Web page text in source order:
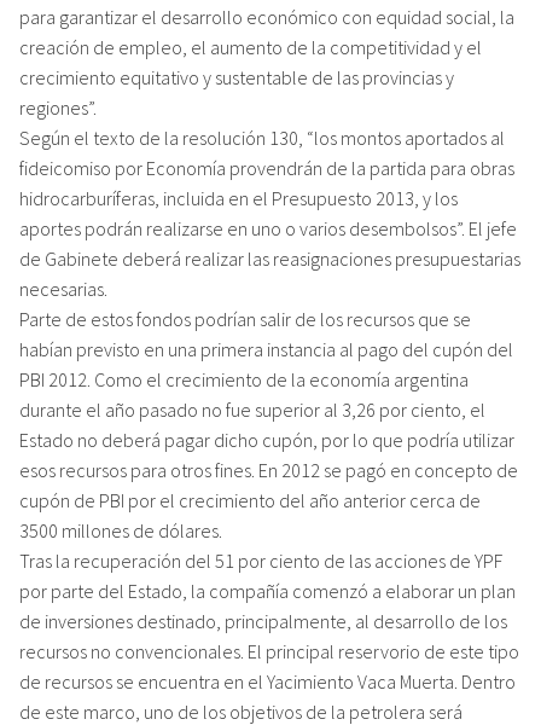
para garantizar el desarrollo económico con equidad social, la
creación de empleo, el aumento de la competitividad y el
crecimiento equitativo y sustentable de las provincias y
regiones”.
Según el texto de la resolución 130, “los montos aportados al
fideicomiso por Economía provendrán de la partida para obras
hidrocarburíferas, incluida en el Presupuesto 2013, y los
aportes podrán realizarse en uno o varios desembolsos”. El jefe
de Gabinete deberá realizar las reasignaciones presupuestarias
necesarias.
Parte de estos fondos podrían salir de los recursos que se
habían previsto en una primera instancia al pago del cupón del
PBI 2012. Como el crecimiento de la economía argentina
durante el año pasado no fue superior al 3,26 por ciento, el
Estado no deberá pagar dicho cupón, por lo que podría utilizar
esos recursos para otros fines. En 2012 se pagó en concepto de
cupón de PBI por el crecimiento del año anterior cerca de
3500 millones de dólares.
Tras la recuperación del 51 por ciento de las acciones de YPF
por parte del Estado, la compañía comenzó a elaborar un plan
de inversiones destinado, principalmente, al desarrollo de los
recursos no convencionales. El principal reservorio de este tipo
de recursos se encuentra en el Yacimiento Vaca Muerta. Dentro
de este marco, uno de los objetivos de la petrolera será